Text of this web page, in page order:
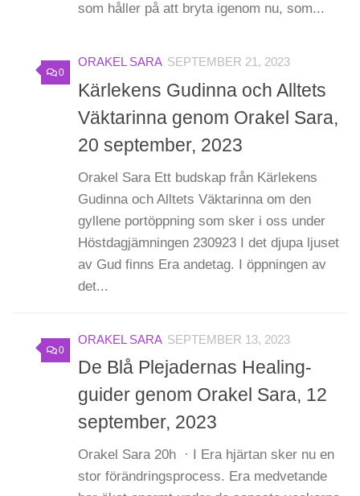
som håller på att bryta igenom nu, som...
0
ORAKEL SARA SEPTEMBER 21, 2023
Kärlekens Gudinna och Alltets
Väktarinna genom Orakel Sara,
20 september, 2023
Orakel Sara Ett budskap från Kärlekens
Gudinna och Alltets Väktarinna om den
gyllene portöppning som sker i oss under
Höstdagjämningen 230923 I det djupa ljuset
av Gud finns Era andetag. I öppningen av
det...
0
ORAKEL SARA SEPTEMBER 13, 2023
De Blå Plejadernas Healing-
guider genom Orakel Sara, 12
september, 2023
Orakel Sara 20h · I Era hjärtan sker nu en
stor förändringsprocess. Era medvetande